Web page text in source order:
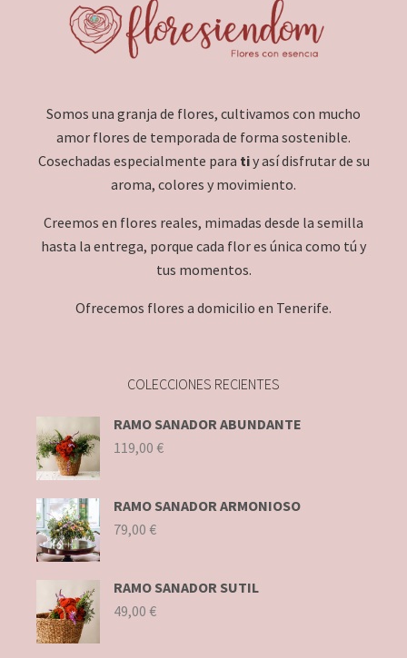
Somos una granja de flores, cultivamos con mucho
amor flores de temporada de forma sostenible.
Cosechadas especialmente para tiy así disfrutar de su
aroma, colores y movimiento.
Creemos en flores reales, mimadas desde la semilla
hasta la entrega, porque cada flor es única como tú y
tus momentos.
Ofrecemos flores a domicilio en Tenerife.
COLECCIONES RECIENTES
RAMO SANADOR ABUNDANTE
119,00 €
RAMO SANADOR ARMONIOSO
79,00 €
RAMO SANADOR SUTIL
49,00 €